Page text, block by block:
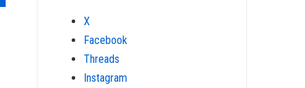
X
Facebook
Threads
Instagram